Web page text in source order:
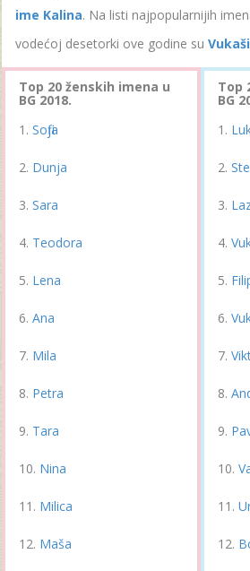
ime Kalina. Na listi najpopularnijih
vodećoj desetorki ove godine su
Top 20 ženskih imena u
BG 2018.
Sofija
Dunja
Sara
Teodora
Lena
Ana
Mila
Petra
Tara
Nina
Milica
Maša
Top
BG